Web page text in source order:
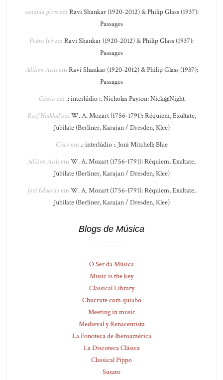
candida piresem Ravi Shankar (1920-2012) & Philip Glass (1937):
Passages
Pedro Ipêem Ravi Shankar (1920-2012) & Philip Glass (1937):
Passages
Adilson Assisem Ravi Shankar (1920-2012) & Philip Glass (1937):
Passages
Cássioem .: interlúdio :. Nicholas Payton: Nick@Night
Raif Haddadem W. A. Mozart (1756-1791): Réquiem, Exultate,
Jubilate (Berliner, Karajan / Dresden, Klee)
Ciscoem .: interlúdio :. Joni Mitchell: Blue
Adilson Assisem W. A. Mozart (1756-1791): Réquiem, Exultate,
Jubilate (Berliner, Karajan / Dresden, Klee)
José Eduardoem W. A. Mozart (1756-1791): Réquiem, Exultate,
Jubilate (Berliner, Karajan / Dresden, Klee)
Blogs de Música
O Ser da Música
Music is the key
Classical Library
Chucrute com quiabo
Meeting in music
Medieval y Renacentista
La Fonoteca de Iberoamérica
La Discoteca Clásica
Classical Pippo
Susato